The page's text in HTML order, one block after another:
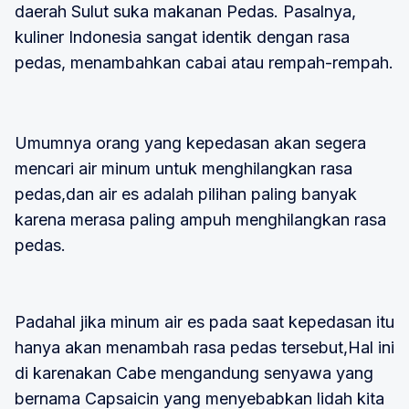
daerah Sulut suka makanan Pedas. Pasalnya,
kuliner Indonesia sangat identik dengan rasa
pedas, menambahkan cabai atau rempah-rempah.
Umumnya orang yang kepedasan akan segera
mencari air minum untuk menghilangkan rasa
pedas,dan air es adalah pilihan paling banyak
karena merasa paling ampuh menghilangkan rasa
pedas.
Padahal jika minum air es pada saat kepedasan itu
hanya akan menambah rasa pedas tersebut,Hal ini
di karenakan Cabe mengandung senyawa yang
bernama Capsaicin yang menyebabkan lidah kita